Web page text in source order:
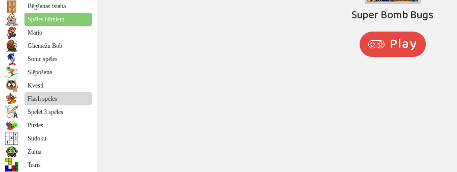
Bēgšanas istaba
Spēles bērniem
Mario
Gliemežu Bob
Sonic spēles
Slēpošana
Kvesti
Flash spēles
Spēlēt 3 spēles
Puzles
Sudoku
Zuma
Tetris